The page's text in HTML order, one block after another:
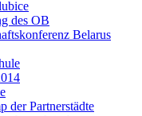
des OB
Belarus
der Partnerstädte